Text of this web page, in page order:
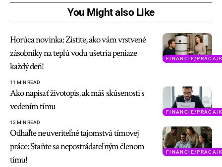
You Might also Like
FINANCIE/PRÁCA/
Horúca novinka: Zistite, ako vám vrstvené
zásobníky na teplú vodu ušetria peniaze
každý deň!
11 MIN READ
FINANCIE/PRÁCA/
Ako napísať životopis, ak máš skúsenosti s
vedením tímu
12 MIN READ
FINANCIE/PRÁCA/
Odhaľte neuveriteľné tajomstvá tímovej
práce: Staňte sa nepostrádateľným členom
tímu!